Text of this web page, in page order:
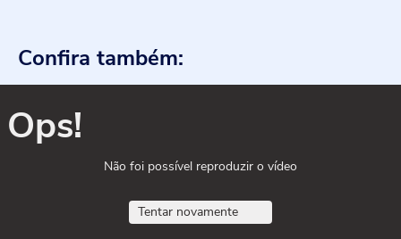
Confira também:
Ops!
Não foi possível reproduzir o vídeo
Tentar novamente